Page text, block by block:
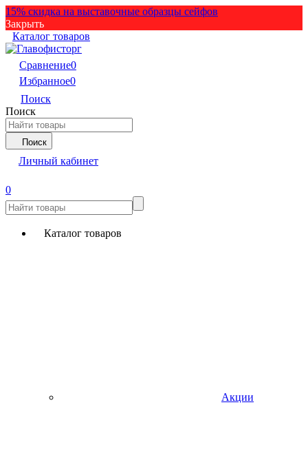
15% скидка на выставочные образцы сейфов
Закрыть
Каталог товаров
Сравнение0
Избранное0
Поиск
Поиск
Поиск
Личный кабинет
0
Каталог товаров
Акции